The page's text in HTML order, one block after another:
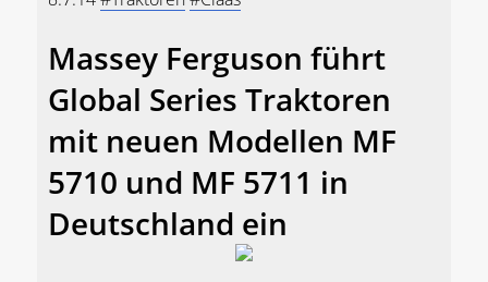
Massey Ferguson führt
Global Series Traktoren
mit neuen Modellen MF
5710 und MF 5711 in
Deutschland ein